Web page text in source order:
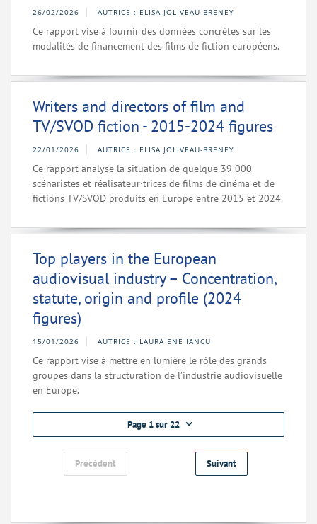
26/02/2026 AUTRICE : ELISA JOLIVEAU-BRENEY
Ce rapport vise à fournir des données concrètes sur les
modalités de financement des films de fiction européens.
Writers and directors of film and
TV/SVOD fiction - 2015-2024 figures
22/01/2026 AUTRICE : ELISA JOLIVEAU-BRENEY
Ce rapport analyse la situation de quelque 39 000
scénaristes et réalisateur·trices de films de cinéma et de
fictions TV/SVOD produits en Europe entre 2015 et 2024.
Top players in the European
audiovisual industry – Concentration,
statute, origin and profile (2024
figures)
15/01/2026 AUTRICE : LAURA ENE IANCU
Ce rapport vise à mettre en lumière le rôle des grands
groupes dans la structuration de l’industrie audiovisuelle
en Europe.
Page 1 sur 22
Précédent Suivant